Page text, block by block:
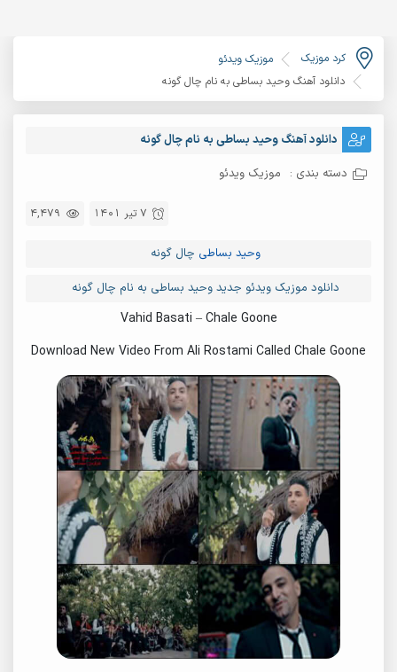
کرد موزیک
موزیک ویدئو
دانلود آهنگ وحید بساطی به نام چال گونه
دانلود آهنگ وحید بساطی به نام چال گونه
دسته بندی : موزیک ویدئو
4,479 7 تیر 1401
وحید بساطی چال گونه
دانلود موزیک ویدئو جدید وحید بساطی به نام چال گونه
Vahid Basati – Chale Goone
Download New Video From Ali Rostami Called Chale Goone